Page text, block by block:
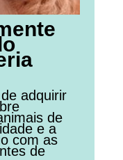
adquirir
de
e a
com as
de